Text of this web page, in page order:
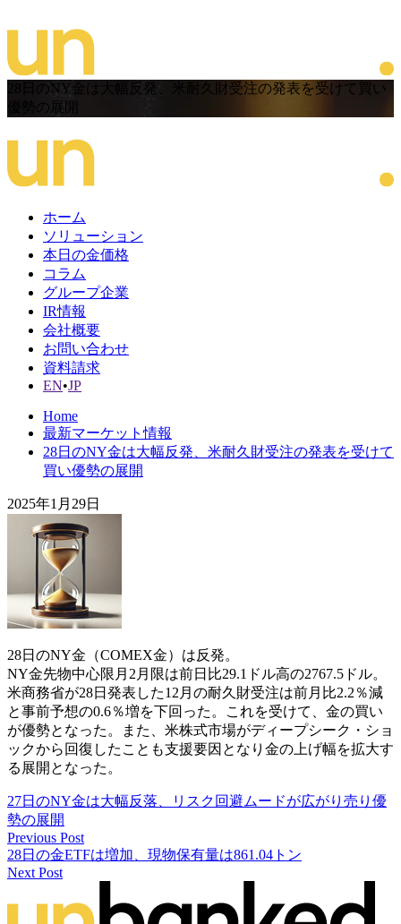
28日のNY金は大幅反発、米耐久財受注の発表を受けて買い
優勢の展開
ホーム
ソリューション
本日の金価格
コラム
グループ企業
IR情報
会社概要
お問い合わせ
資料請求
EN•JP
Home
最新マーケット情報
28日のNY金は大幅反発、米耐久財受注の発表を受けて
買い優勢の展開
2025年1月29日
28日のNY金（COMEX金）は反発。
NY金先物中心限月2月限は前日比29.1ドル高の2767.5ドル。
米商務省が28日発表した12月の耐久財受注は前月比2.2％減
と事前予想の0.6％増を下回った。これを受けて、金の買い
が優勢となった。また、米株式市場がディープシーク・ショ
ックから回復したことも支援要因となり金の上げ幅を拡大す
る展開となった。
27日のNY金は大幅反落、リスク回避ムードが広がり売り優
勢の展開
Previous Post
28日の金ETFは増加、現物保有量は861.04トン
Next Post